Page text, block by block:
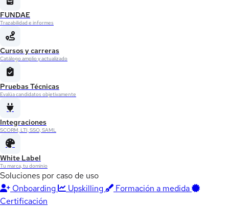
FUNDAE
Trazabilidad e informes
Cursos y carreras
Catálogo amplio y actualizado
Pruebas Técnicas
Evalúa candidatos objetivamente
Integraciones
SCORM, LTI, SSO, SAML
White Label
Tu marca, tu dominio
Soluciones por caso de uso
Onboarding
Upskilling
Formación a medida
Certificación